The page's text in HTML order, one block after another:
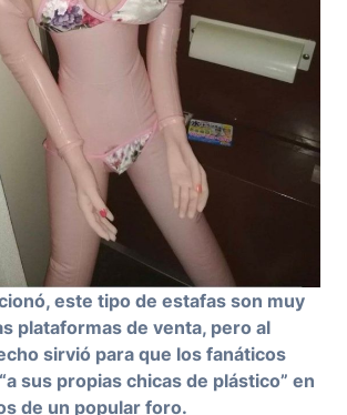
este tipo de estafas son muy
plataformas de venta, pero al
sirvió para que los fanáticos
sus propias chicas de plástico” en
de un popular foro.